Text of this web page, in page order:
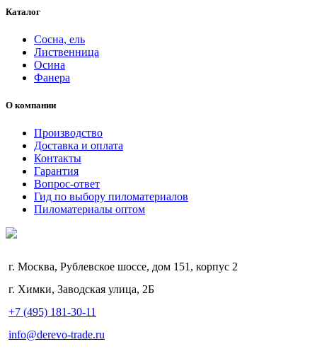
Каталог
Сосна, ель
Лиственница
Осина
Фанера
О компании
Производство
Доставка и оплата
Контакты
Гарантия
Вопрос-ответ
Гид по выбору пиломатериалов
Пиломатериалы оптом
г. Москва, Рублевское шоссе, дом 151, корпус 2
г. Химки, Заводская улица, 2Б
+7 (495) 181-30-11
info@derevo-trade.ru